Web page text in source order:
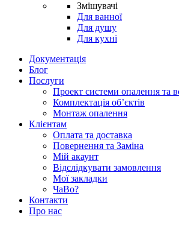
Змішувачі
Для ванної
Для душу
Для кухні
Документація
Блог
Послуги
Проект системи опалення та
Комплектація об’єктів
Монтаж опалення
Клієнтам
Оплата та доставка
Повернення та Заміна
Мій акаунт
Відслідкувати замовлення
Мої закладки
ЧаВо?
Контакти
Про нас